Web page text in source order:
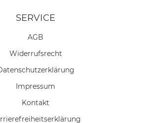
SERVICE
AGB
Widerrufs­recht
Impressum
Kontakt